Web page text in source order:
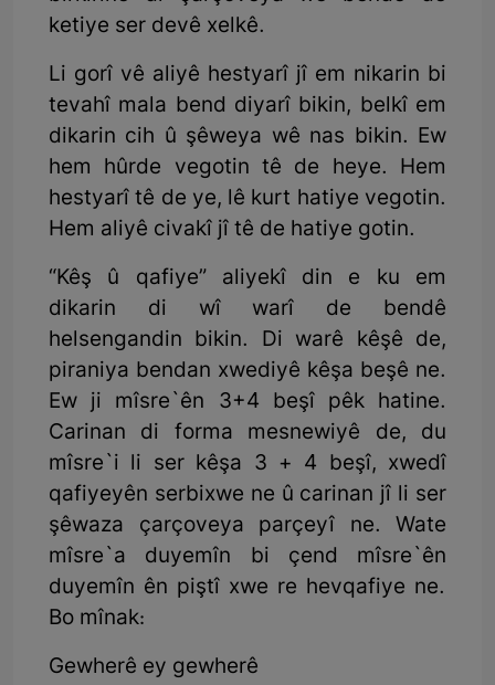
ketiye ser devê xelkê.
Li gorî vê aliyê hestyarî jî em nikarin bi
tevahî mala bend diyarî bikin, belkî em
dikarin cih û şêweya wê nas bikin. Ew
hem hûrde vegotin tê de heye. Hem
hestyarî tê de ye, lê kurt hatiye vegotin.
Hem aliyê civakî jî tê de hatiye gotin.
“Kêş û qafiye” aliyekî din e ku em
dikarin di wî warî de bendê
helsengandin bikin. Di warê kêşê de,
piraniya bendan xwediyê kêşa beşê ne.
Ew ji mîsre`ên 3+4 beşî pêk hatine.
Carinan di forma mesnewiyê de, du
mîsre`i li ser kêşa 3 + 4 beşî, xwedî
qafiyeyên serbixwe ne û carinan jî li ser
şêwaza çarçoveya parçeyî ne. Wate
mîsre`a duyemîn bi çend mîsre`ên
duyemîn ên piştî xwe re hevqafiye ne.
Bo mînak:
Gewherê ey gewherê